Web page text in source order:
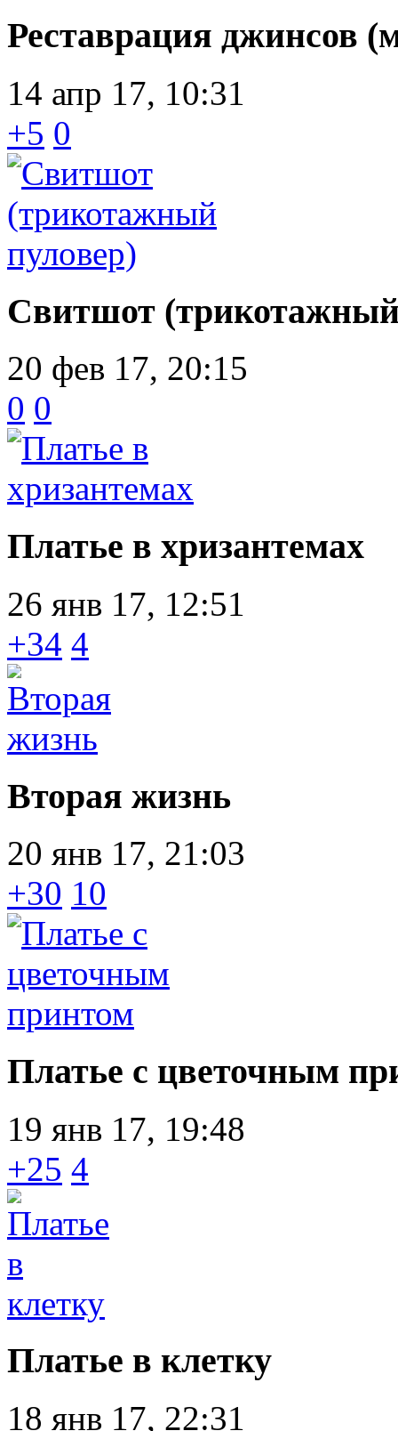
Реставрация джинсов
14 апр 17, 10:31
+5 0
Свитшот
20 фев 17, 20:15
0 0
Платье в хризантемах
26 янв 17, 12:51
+34 4
Вторая жизнь
20 янв 17, 21:03
+30 10
Платье с цветочным
19 янв 17, 19:48
+25 4
Платье в клетку
18 янв 17, 22:31